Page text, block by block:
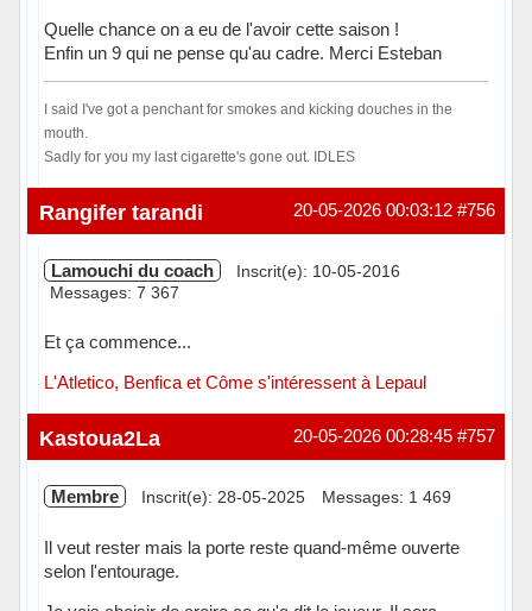
Quelle chance on a eu de l'avoir cette saison !
Enfin un 9 qui ne pense qu'au cadre. Merci Esteban
I said I've got a penchant for smokes and kicking douches in the
mouth.
Sadly for you my last cigarette's gone out. IDLES
Hors ligne #756
20-05-2026 00:03:12
Rangifer tarandi
Lamouchi du coach
Inscrit(e): 10-05-2016
Messages: 7 367
Et ça commence...
L'Atletico, Benfica et Côme s'intéressent à Lepaul
Hors ligne #757
20-05-2026 00:28:45
Kastoua2La
Membre Inscrit(e): 28-05-2025 Messages: 1 469
Il veut rester mais la porte reste quand-même ouverte
selon l'entourage.